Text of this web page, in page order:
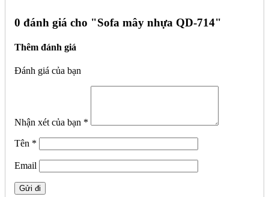
0 đánh giá cho "Sofa mây nhựa QD-714"
Thêm đánh giá
Đánh giá của bạn
Nhận xét của bạn *
Tên *
Email